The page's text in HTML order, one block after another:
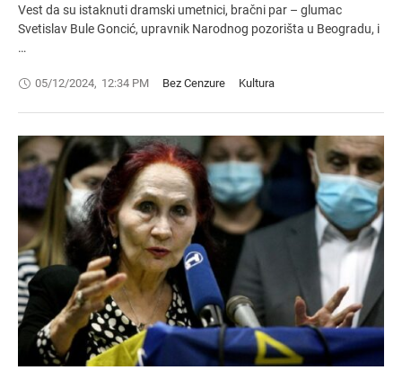
Vest da su istaknuti dramski umetnici, bračni par – glumac
Svetislav Bule Goncić, upravnik Narodnog pozorišta u Beogradu, i
…
05/12/2024, 12:34 PM Bez Cenzure Kultura